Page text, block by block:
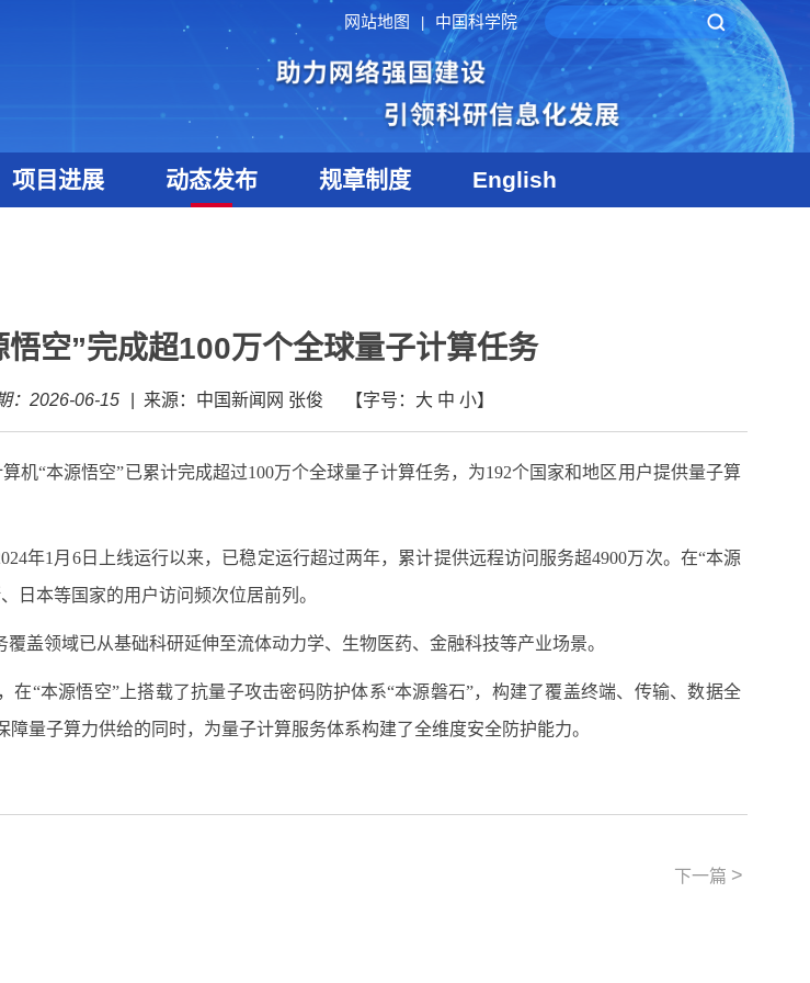
网站地图 中国科学院
项目进展 动态发布 规章制度 English
悟空”完成超100万个全球量子计算任务
：2026-06-15 来源：中国新闻网 张俊 【字号： 大 中 小】
机“本源悟空”已累计完成超过100万个全球量子计算任务，为192个国家和地区用户提供量子算
年1月6日上线运行以来，已稳定运行超过两年，累计提供远程访问服务超4900万次。在“本源
日本等国家的用户访问频次位居前列。
覆盖领域已从基础科研延伸至流体动力学、生物医药、金融科技等产业场景。
在“本源悟空”上搭载了抗量子攻击密码防护体系“本源磐石”，构建了覆盖终端、传输、数据全
量子算力供给的同时，为量子计算服务体系构建了全维度安全防护能力。
下一篇 >